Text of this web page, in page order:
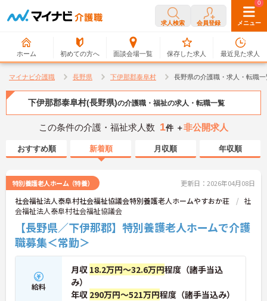
求人検索 会員登録 メニュー
ホーム 初めての方へ 面談会場一覧
0
保存した求人
0
最近見た求人
マイナビ介護職 長野県 下伊那郡泰阜村 長野県の介護職・求人・転職一
下伊那郡泰阜村(長野県)の介護職・福祉の求人・転職一覧
この条件の介護・福祉求人数 1件 ＋非公開求人
おすすめ順 新着順 月収順 年収順
特別養護老人ホーム（特養） 更新日：2026年04月08日
社会福祉法人泰阜村社会福祉協議会特別養護老人ホームやすおか荘
社
会福祉法人泰阜村社会福祉協議会
【長野県／下伊那郡】特別養護老人ホームで介護
職募集＜常勤＞
給料
月収 18.2万円～32.6万円程度（諸手当込
み）
年収 290万円～521万円程度（諸手当込み）